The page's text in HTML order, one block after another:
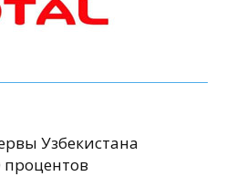
Узбекистана